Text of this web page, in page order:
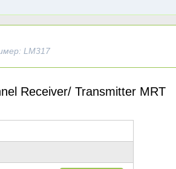
LM317
Receiver/ Transmitter MRT